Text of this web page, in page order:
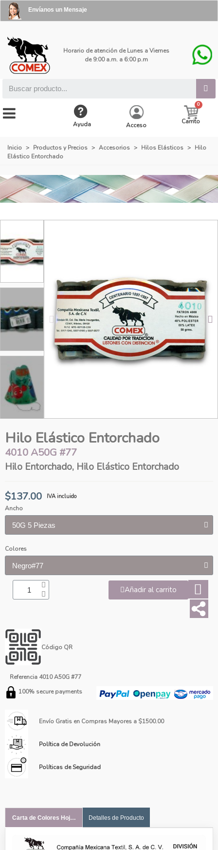
Envíanos un Mensaje
Horario de atención de Lunes a Viernes
de 9:00 a.m. a 6:00 p.m
Ayuda Acceso Carrito
Inicio > Productos y Precios > Accesorios > Hilos Elásticos > Hilo
Elástico Entorchado
Hilo Elástico Entorchado
4010 A50G #77
Hilo Entorchado, Hilo Elástico Entorchado
$137.00 IVA incluido
Ancho
Colores
Añadir al carrito
Código QR
Referencia 4010 A50G #77
100% secure payments
Envío Gratis en Compras Mayores a $1500.00
Política de Devolución
Políticas de Seguridad
Carta de Colores Hoja #1 Detalles de Producto